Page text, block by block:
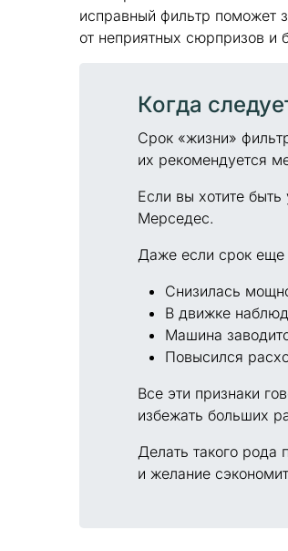
исправный фильтр поможет
от неприятных сюрпризов и
Когда
Срок «жизни»
их рекомендуется
Если вы хотите
Мерседес.
Даже если срок еще
Снизилась
В движке
Машина
Повысился
Все эти признаки
избежать больших
Делать такого
и желание